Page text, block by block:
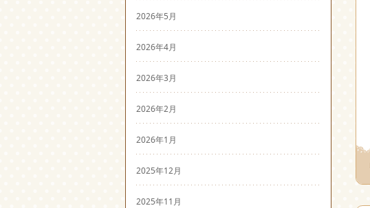
2026年5月
2026年4月
2026年3月
2026年2月
2026年1月
2025年12月
2025年11月